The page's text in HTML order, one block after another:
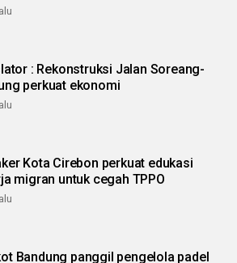
Jalan Soreang-
perkuat ekonomi
Kota Cirebon perkuat edukasi
migran untuk cegah TPPO
Bandung panggil pengelola padel